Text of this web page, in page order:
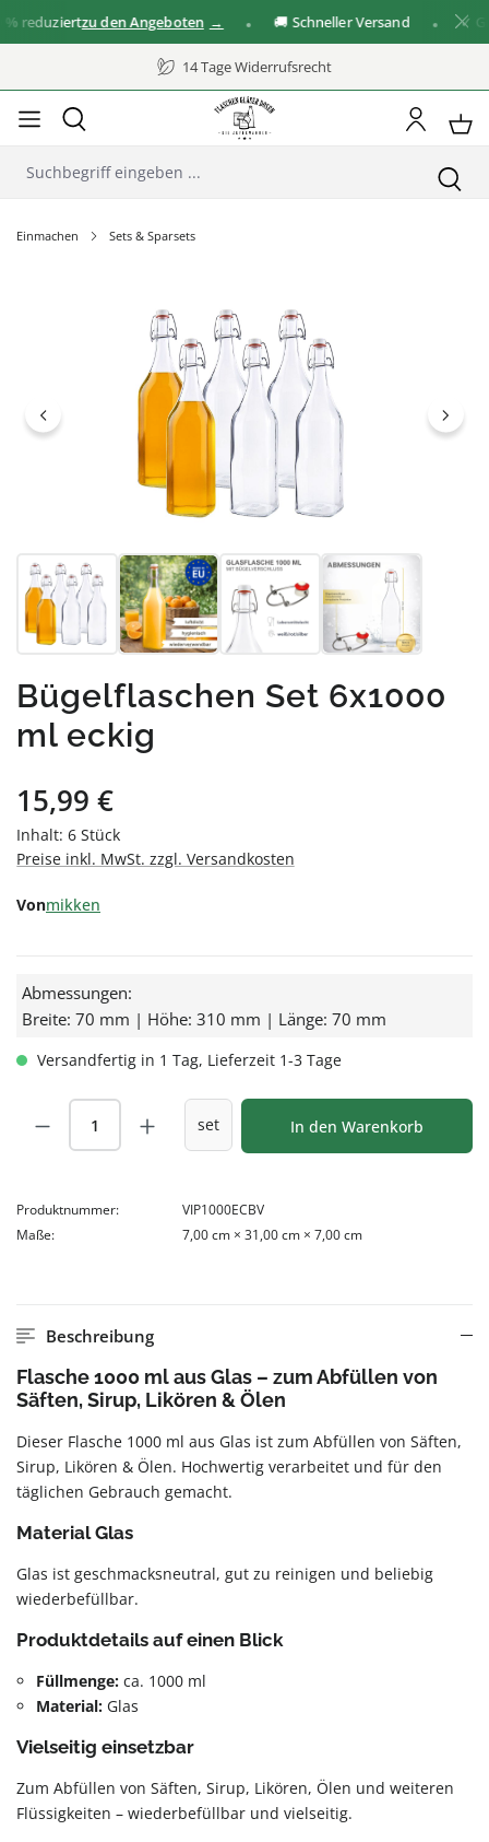
reduziertzu den Angeboten 🚚 Schneller Versand ✓
14 Tage Widerrufsrecht
Einmachen Sets & Sparsets
Bügelflaschen Set 6x1000
ml eckig
Regulärer Preis:
15,99 €
Inhalt: 6 Stück
Preise inkl. MwSt. zzgl. Versandkosten
Vonmikken
Abmessungen:
Breite: 70 mm | Höhe: 310 mm | Länge: 70 mm
Versandfertig in 1 Tag, Lieferzeit 1-3 Tage
Produkt Anzahl: Gib den gewünschten
set In den Warenkorb
Produktnummer:
VIP1000ECBV
Maße:
7,00 cm × 31,00 cm × 7,00 cm
Beschreibung
Flasche 1000 ml aus Glas – zum Abfüllen von
Säften, Sirup, Likören & Ölen
Dieser Flasche 1000 ml aus Glas ist zum Abfüllen von Säften,
Sirup, Likören & Ölen. Hochwertig verarbeitet und für den
täglichen Gebrauch gemacht.
Material Glas
Glas ist geschmacksneutral, gut zu reinigen und beliebig
wiederbefüllbar.
Produktdetails auf einen Blick
Füllmenge: ca. 1000 ml
Material: Glas
Vielseitig einsetzbar
Zum Abfüllen von Säften, Sirup, Likören, Ölen und weiteren
Flüssigkeiten – wiederbefüllbar und vielseitig.